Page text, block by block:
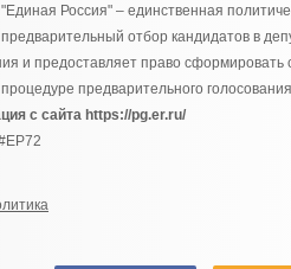
Россия" – единственная
отбор кандидатов в
и предоставляет право
процедуре предварительного
с сайта https://pg.er.ru/